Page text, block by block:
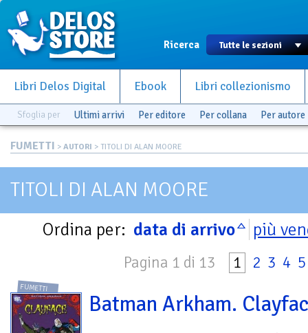
Ricerca
Libri Delos Digital Ebook Libri collezionismo
Sfoglia per Ultimi arrivi Per editore Per collana Per autore
FUMETTI > AUTORI > TITOLI DI ALAN MOORE
TITOLI DI ALAN MOORE
Ordina per: data di arrivo più
Pagina 1 di 13 1 2 3 4 5
FUMETTI
Batman Arkham.